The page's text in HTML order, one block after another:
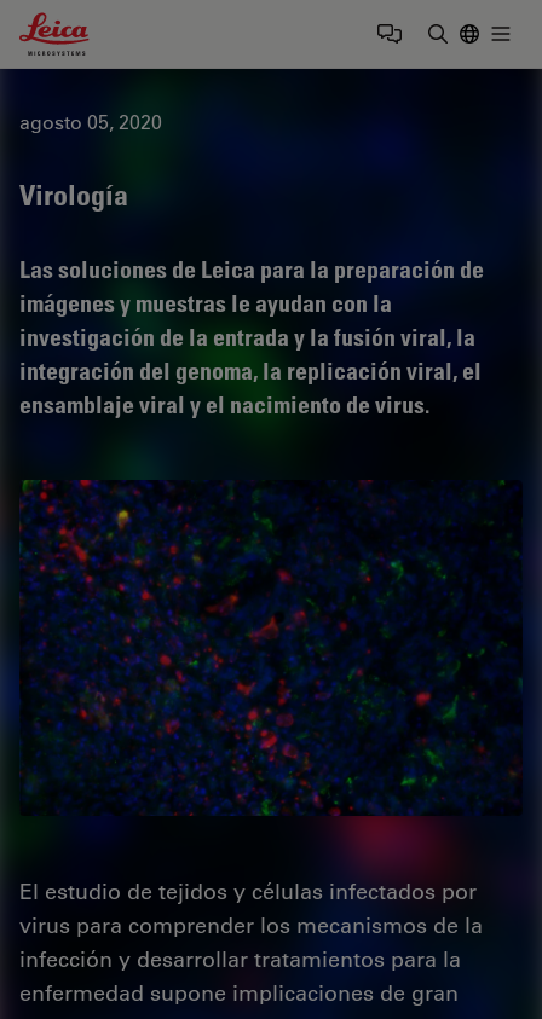
Leica Microsystems Logo
agosto 05, 2020
Virología
Las soluciones de Leica para la preparación de
imágenes y muestras le ayudan con la
investigación de la entrada y la fusión viral, la
integración del genoma, la replicación viral, el
ensamblaje viral y el nacimiento de virus.
El estudio de tejidos y células infectados por
virus para comprender los mecanismos de la
infección y desarrollar tratamientos para la
enfermedad supone implicaciones de gran